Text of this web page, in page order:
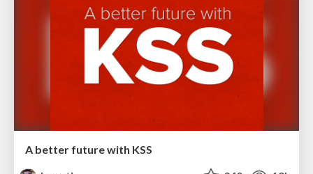
A better future with KSS